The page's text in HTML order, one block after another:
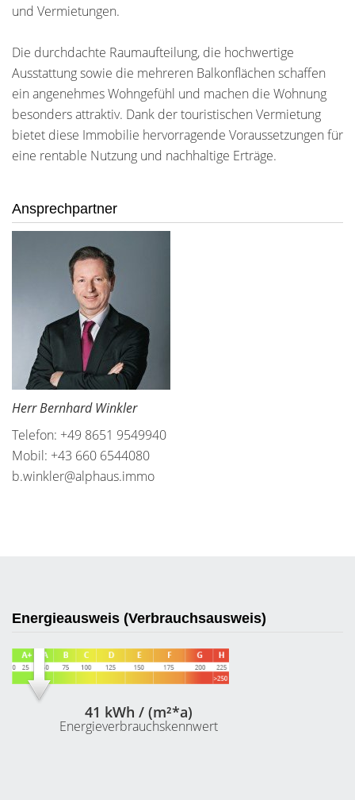
und Vermietungen.
Die durchdachte Raumaufteilung, die hochwertige
Ausstattung sowie die mehreren Balkonflächen schaffen
ein angenehmes Wohngefühl und machen die Wohnung
besonders attraktiv. Dank der touristischen Vermietung
bietet diese Immobilie hervorragende Voraussetzungen für
eine rentable Nutzung und nachhaltige Erträge.
Ansprechpartner
Herr Bernhard Winkler
Telefon: +49 8651 9549940
Mobil: +43 660 6544080
b.winkler@alphaus.immo
Energieausweis (Verbrauchsausweis)
41 kWh / (m²*a)
Energieverbrauchskennwert